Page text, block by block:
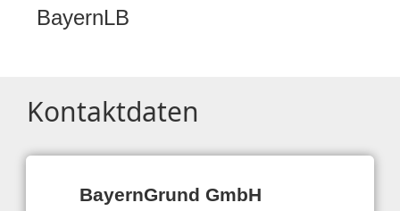
BayernLB
Kontaktdaten
BayernGrund GmbH